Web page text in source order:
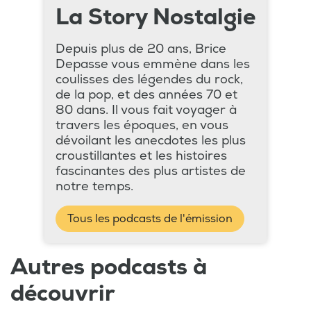
La Story Nostalgie
Depuis plus de 20 ans, Brice
Depasse vous emmène dans les
coulisses des légendes du rock,
de la pop, et des années 70 et
80 dans. Il vous fait voyager à
travers les époques, en vous
dévoilant les anecdotes les plus
croustillantes et les histoires
fascinantes des plus artistes de
notre temps.
Tous les podcasts de l'émission
Autres podcasts à
découvrir